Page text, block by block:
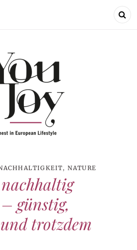
, NATURE
nachhaltig
günstig,
trotzdem